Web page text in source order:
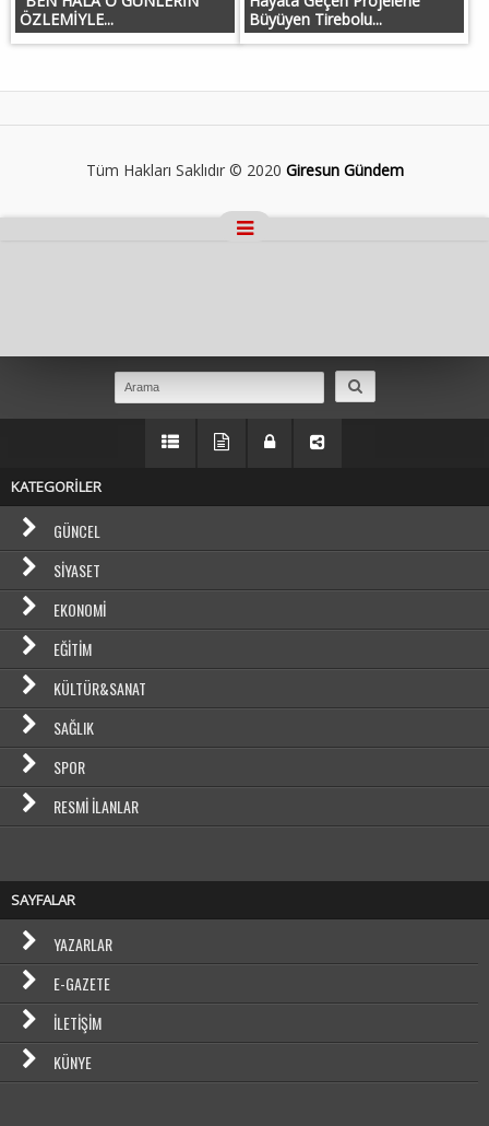
ÖZLEMİYLE...
Büyüyen Tirebolu...
Tüm Hakları Saklıdır © 2020 Giresun Gündem
KATEGORİLER
GÜNCEL
SIYASET
EKONOMI
EĞITIM
KÜLTÜR&SANAT
SAĞLIK
SPOR
RESMI İLANLAR
SAYFALAR
YAZARLAR
E-GAZETE
İLETIŞIM
KÜNYE